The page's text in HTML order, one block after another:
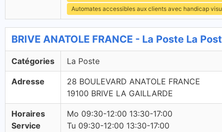
Automates accessibles aux clients avec handicap
BRIVE ANATOLE FRANCE - La Poste La
Catégories La Poste
Adresse
28 BOULEVARD ANATOLE FRANCE
19100 BRIVE LA GAILLARDE
Horaires
Service
Mo 09:30-12:00 13:30-17:00
Tu 09:30-12:00 13:30-17:00